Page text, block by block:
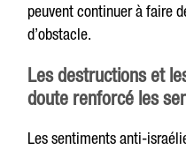
peuvent continuer à faire
d’obstacle.
Les destructions et
doute renforcé les
Les sentiments anti-